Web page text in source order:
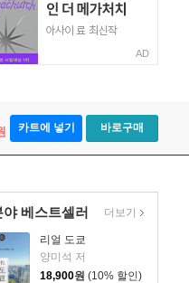
AD
카트에 넣기 바로구매
야 베스트셀러
리얼 도쿄
양미석 저
18,900원 (10% 할인)
더보기